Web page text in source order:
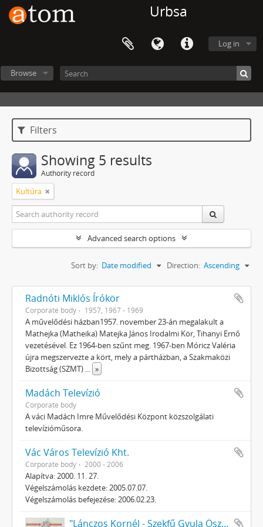
Urbsa
Log in
Browse
Filters
Showing 5 results
Authority record
Kultúra
Advanced search options
Sort by: Date modified Direction: Ascending
Radnóti Miklós Írókör
Corporate body 1957, 1967 - 1969
A művelődési házban1957. november 23-án megalakult a
Mathejka (Matheika) Matejka János Irodalmi Kör, Tihanyi Ernő
vezetésével. Ez 1964-ben szűnt meg. 1967-ben Móricz Valéria
újra megszervezte a kört, mely a pártházban, a Szakmaközi
Bizottság (SZMT) ... »
Madách Televízió
Corporate body
A váci Madách Imre Művelődési Központ közszolgálati
televízióműsora.
Vác Város Televízió Kht.
Corporate body 2000 - 2006
Alapítva: 2000. 11. 27.
Végelszámolás kezdete: 2005.07.07.
Végelszámolás befejezése: 2006.02.23.
"Lánczos Kornél - Szekfű Gyula Ösztöndíj" Alapítvány